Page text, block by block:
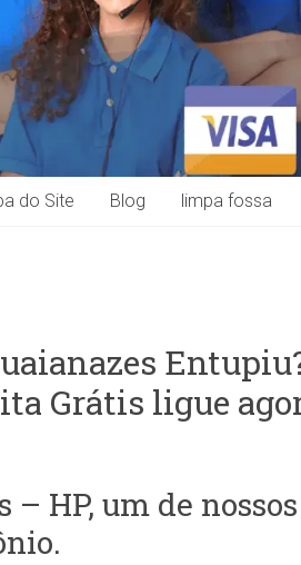
do Site Blog limpa fossa
Grátis ligue
– HP, um de